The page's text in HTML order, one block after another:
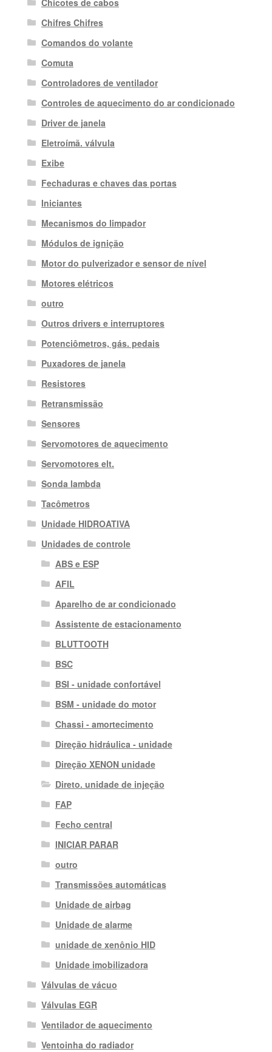
Chifres Chifres
Comandos do volante
Comuta
Controladores de ventilador
Controles de aquecimento do ar condicionado
Driver de janela
Eletroímã. válvula
Exibe
Fechaduras e chaves das portas
Iniciantes
Mecanismos do limpador
Módulos de ignição
Motor do pulverizador e sensor de nível
Motores elétricos
outro
Outros drivers e interruptores
Potenciômetros, gás. pedais
Puxadores de janela
Resistores
Retransmissão
Sensores
Servomotores de aquecimento
Servomotores elt.
Sonda lambda
Tacômetros
Unidade HIDROATIVA
Unidades de controle
ABS e ESP
AFIL
Aparelho de ar condicionado
Assistente de estacionamento
BLUTTOOTH
BSC
BSI - unidade confortável
BSM - unidade do motor
Chassi - amortecimento
Direção hidráulica - unidade
Direção XENON unidade
Direto. unidade de injeção
FAP
Fecho central
INICIAR PARAR
outro
Transmissões automáticas
Unidade de airbag
Unidade de alarme
unidade de xenônio HID
Unidade imobilizadora
Válvulas de vácuo
Válvulas EGR
Ventilador de aquecimento
Ventoinha do radiador